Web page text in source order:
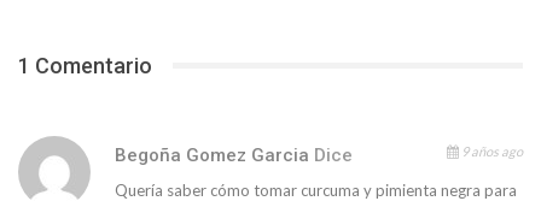
1 Comentario
Begoña Gomez Garcia Dice 9 años ago
Quería saber cómo tomar curcuma y pimienta negra para